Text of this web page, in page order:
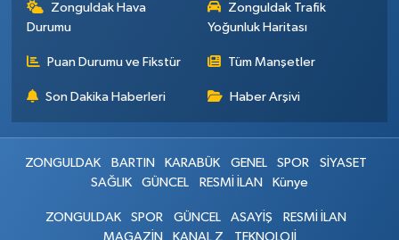
Zonguldak Hava
Durumu
Zonguldak Trafik
Yoğunluk Haritası
Puan Durumu ve Fikstür Tüm Manşetler
Son Dakika Haberleri Haber Arşivi
ZONGULDAK BARTIN KARABÜK GENEL SPOR
SİYASET
SAĞLIK
GÜNCEL RESMİ İLAN Künye
ZONGULDAK SPOR GÜNCEL ASAYİŞ
RESMİ İLAN
MAGAZİN
KANAL Z TEKNOLOJİ